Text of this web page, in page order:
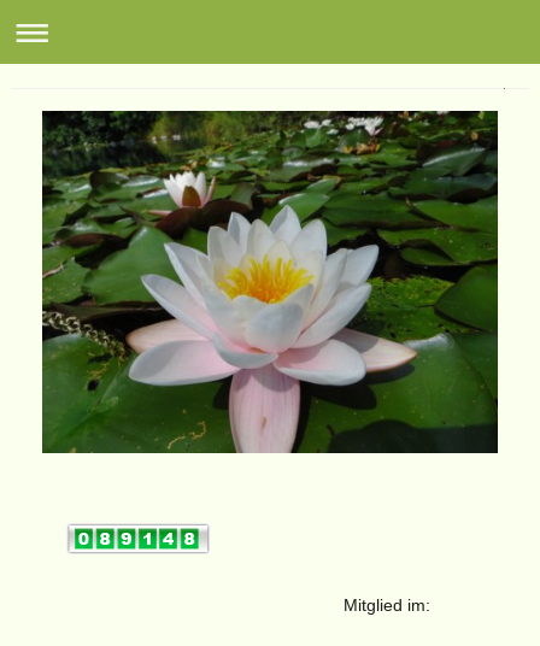
Mitglied im: